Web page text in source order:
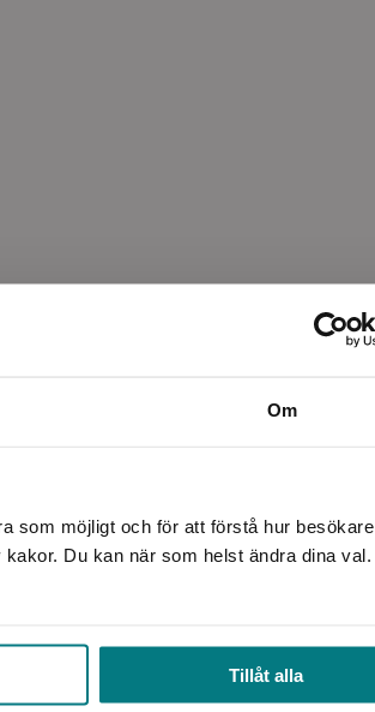
Om
som möjligt och för att förstå hur besökare
Du kan när som helst ändra dina val.
Tillåt alla